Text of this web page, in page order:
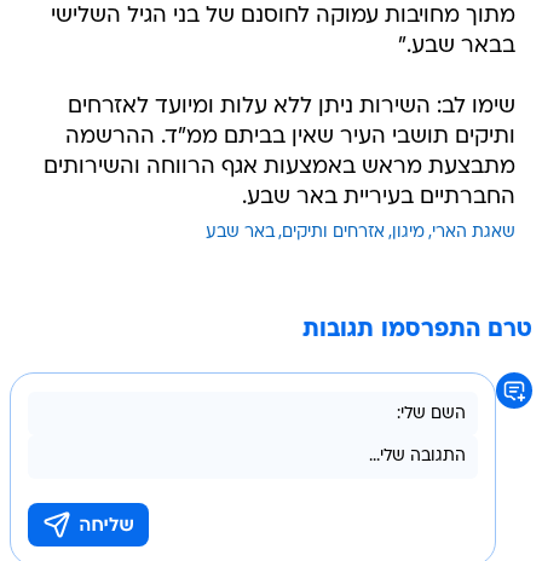
מתוך מחויבות עמוקה לחוסנם של בני הגיל השלישי
בבאר שבע."
שימו לב: ​השירות ניתן ללא עלות ומיועד לאזרחים
ותיקים תושבי העיר שאין בביתם ממ"ד. ההרשמה
מתבצעת מראש באמצעות אגף הרווחה והשירותים
החברתיים בעיריית באר שבע.
שאגת הארי מיגון אזרחים ותיקים באר שבע
טרם התפרסמו תגובות